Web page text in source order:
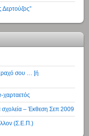
σου … [ή
χαρταετός
– Έκθεση Σεπ 2009
(Σ.Ε.Π.)